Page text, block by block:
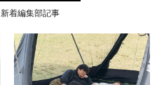
新着編集部記事